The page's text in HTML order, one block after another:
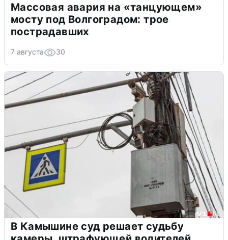
Массовая авария на «танцующем»
мосту под Волгоградом: трое
пострадавших
7 августа 30
В Камышине суд решает судьбу